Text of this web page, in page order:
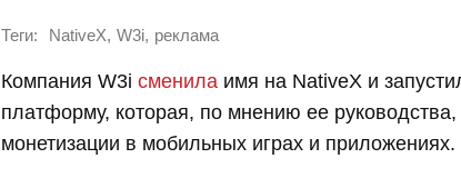
Теги: NativeX, W3i, реклама
Компания W3i сменила имя на NativeX и
платформу, которая, по мнению ее
монетизации в мобильных играх и приложениях.